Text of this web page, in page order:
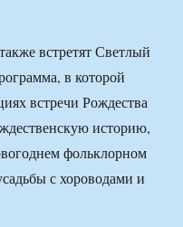
встретят Светлый
в которой
встречи Рождества
историю,
фольклорном
с хороводами и